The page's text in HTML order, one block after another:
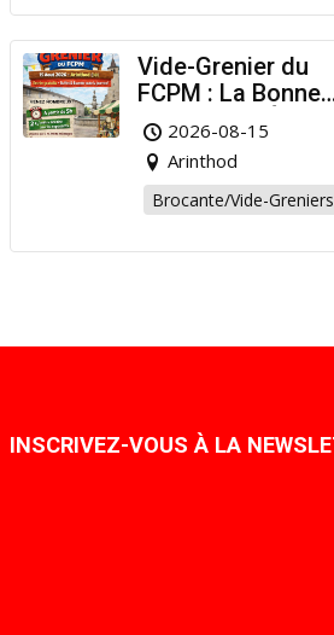
Vide-Grenier du
FCPM : La Bonne
Affaire de l’Été à
Arinthod !
2026-08-15
Arinthod
Brocante/Vide-Greniers